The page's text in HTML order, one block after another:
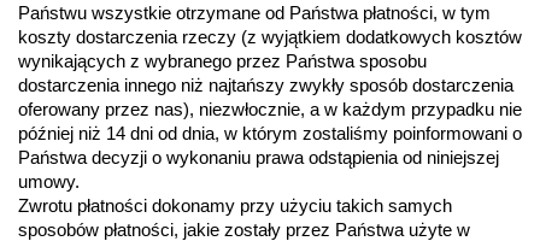
Państwu wszystkie otrzymane od Państwa płatności, w tym
koszty dostarczenia rzeczy (z wyjątkiem dodatkowych kosztów
wynikających z wybranego przez Państwa sposobu
dostarczenia innego niż najtańszy zwykły sposób dostarczenia
oferowany przez nas), niezwłocznie, a w każdym przypadku nie
później niż 14 dni od dnia, w którym zostaliśmy poinformowani o
Państwa decyzji o wykonaniu prawa odstąpienia od niniejszej
umowy.
Zwrotu płatności dokonamy przy użyciu takich samych
sposobów płatności, jakie zostały przez Państwa użyte w